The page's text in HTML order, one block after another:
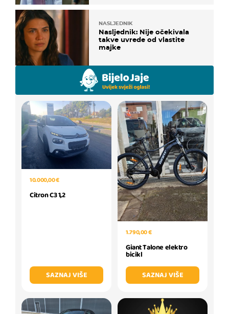
NASLJEDNIK
Nasljednik: Nije očekivala
takve uvrede od vlastite
majke
10.000,00 €
Citron C3 1,2
SAZNAJ VIŠE
1.790,00 €
Giant Talone elektro
bicikl
SAZNAJ VIŠE